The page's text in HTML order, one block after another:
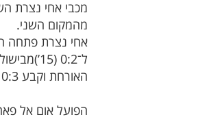
מהמקום השני.
האורחת וקבע 0:3 מבישול של תאופיק דבאבסה .